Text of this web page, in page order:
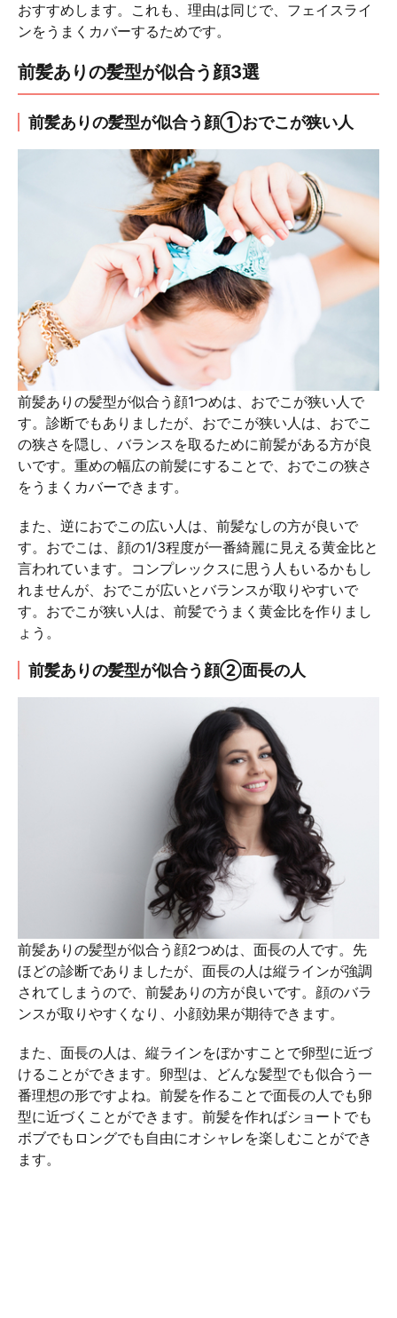
おすすめします。これも、理由は同じで、フェイスライ
ンをうまくカバーするためです。
前髪ありの髪型が似合う顔3選
前髪ありの髪型が似合う顔①おでこが狭い人
前髪ありの髪型が似合う顔1つめは、おでこが狭い人で
す。診断でもありましたが、おでこが狭い人は、おでこ
の狭さを隠し、バランスを取るために前髪がある方が良
いです。重めの幅広の前髪にすることで、おでこの狭さ
をうまくカバーできます。
また、逆におでこの広い人は、前髪なしの方が良いで
す。おでこは、顔の1/3程度が一番綺麗に見える黄金比と
言われています。コンプレックスに思う人もいるかもし
れませんが、おでこが広いとバランスが取りやすいで
す。おでこが狭い人は、前髪でうまく黄金比を作りまし
ょう。
前髪ありの髪型が似合う顔②面長の人
前髪ありの髪型が似合う顔2つめは、面長の人です。先
ほどの診断でありましたが、面長の人は縦ラインが強調
されてしまうので、前髪ありの方が良いです。顔のバラ
ンスが取りやすくなり、小顔効果が期待できます。
また、面長の人は、縦ラインをぼかすことで卵型に近づ
けることができます。卵型は、どんな髪型でも似合う一
番理想の形ですよね。前髪を作ることで面長の人でも卵
型に近づくことができます。前髪を作ればショートでも
ボブでもロングでも自由にオシャレを楽しむことができ
ます。